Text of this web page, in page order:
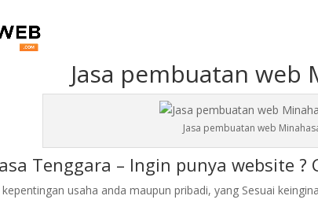
Jasa pembuatan web
Jasa pembuatan web
Tenggara – Ingin punya website ?
usaha anda maupun pribadi, yang Sesuai